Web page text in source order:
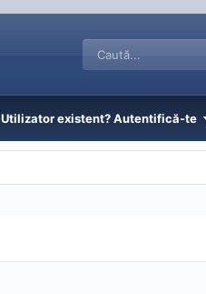
Utilizator existent? Autentifică-te